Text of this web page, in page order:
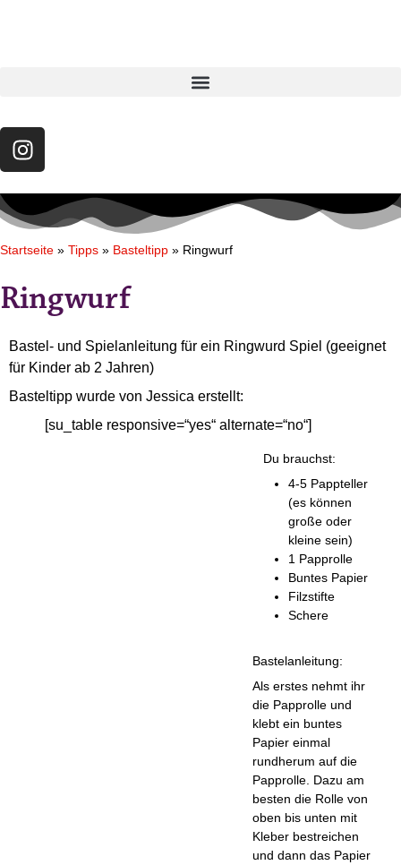
Startseite » Tipps » Basteltipp » Ringwurf
Ringwurf
Bastel- und Spielanleitung für ein Ringwurd Spiel (geeignet
für Kinder ab 2 Jahren)
Basteltipp wurde von Jessica erstellt:
[su_table responsive=“yes“ alternate=“no“]
Du brauchst:
4-5 Pappteller
(es können
große oder
kleine sein)
1 Papprolle
Buntes Papier
Filzstifte
Schere
Bastelanleitung:
Als erstes nehmt ihr
die Papprolle und
klebt ein buntes
Papier einmal
rundherum auf die
Papprolle. Dazu am
besten die Rolle von
oben bis unten mit
Kleber bestreichen
und dann das Papier